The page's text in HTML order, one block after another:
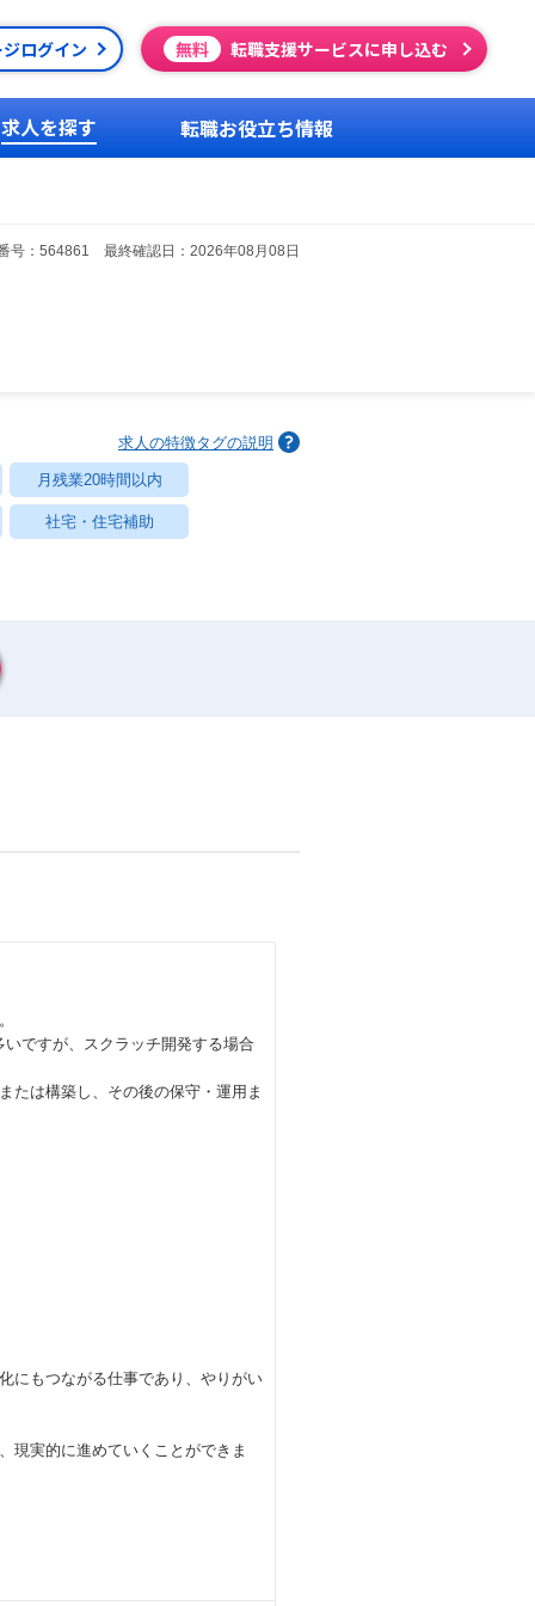
ログイン 無料 転職支援サービスに申し込む
求人を探す 転職お役立ち情報
号：564861 最終確認日：2026年08月08日
求人の特徴タグの説明
月残業20時間以内
社宅・住宅補助
ですが、スクラッチ開発する場合
たは構築し、その後の保守・運用ま
にもつながる仕事であり、やりがい
現実的に進めていくことができま